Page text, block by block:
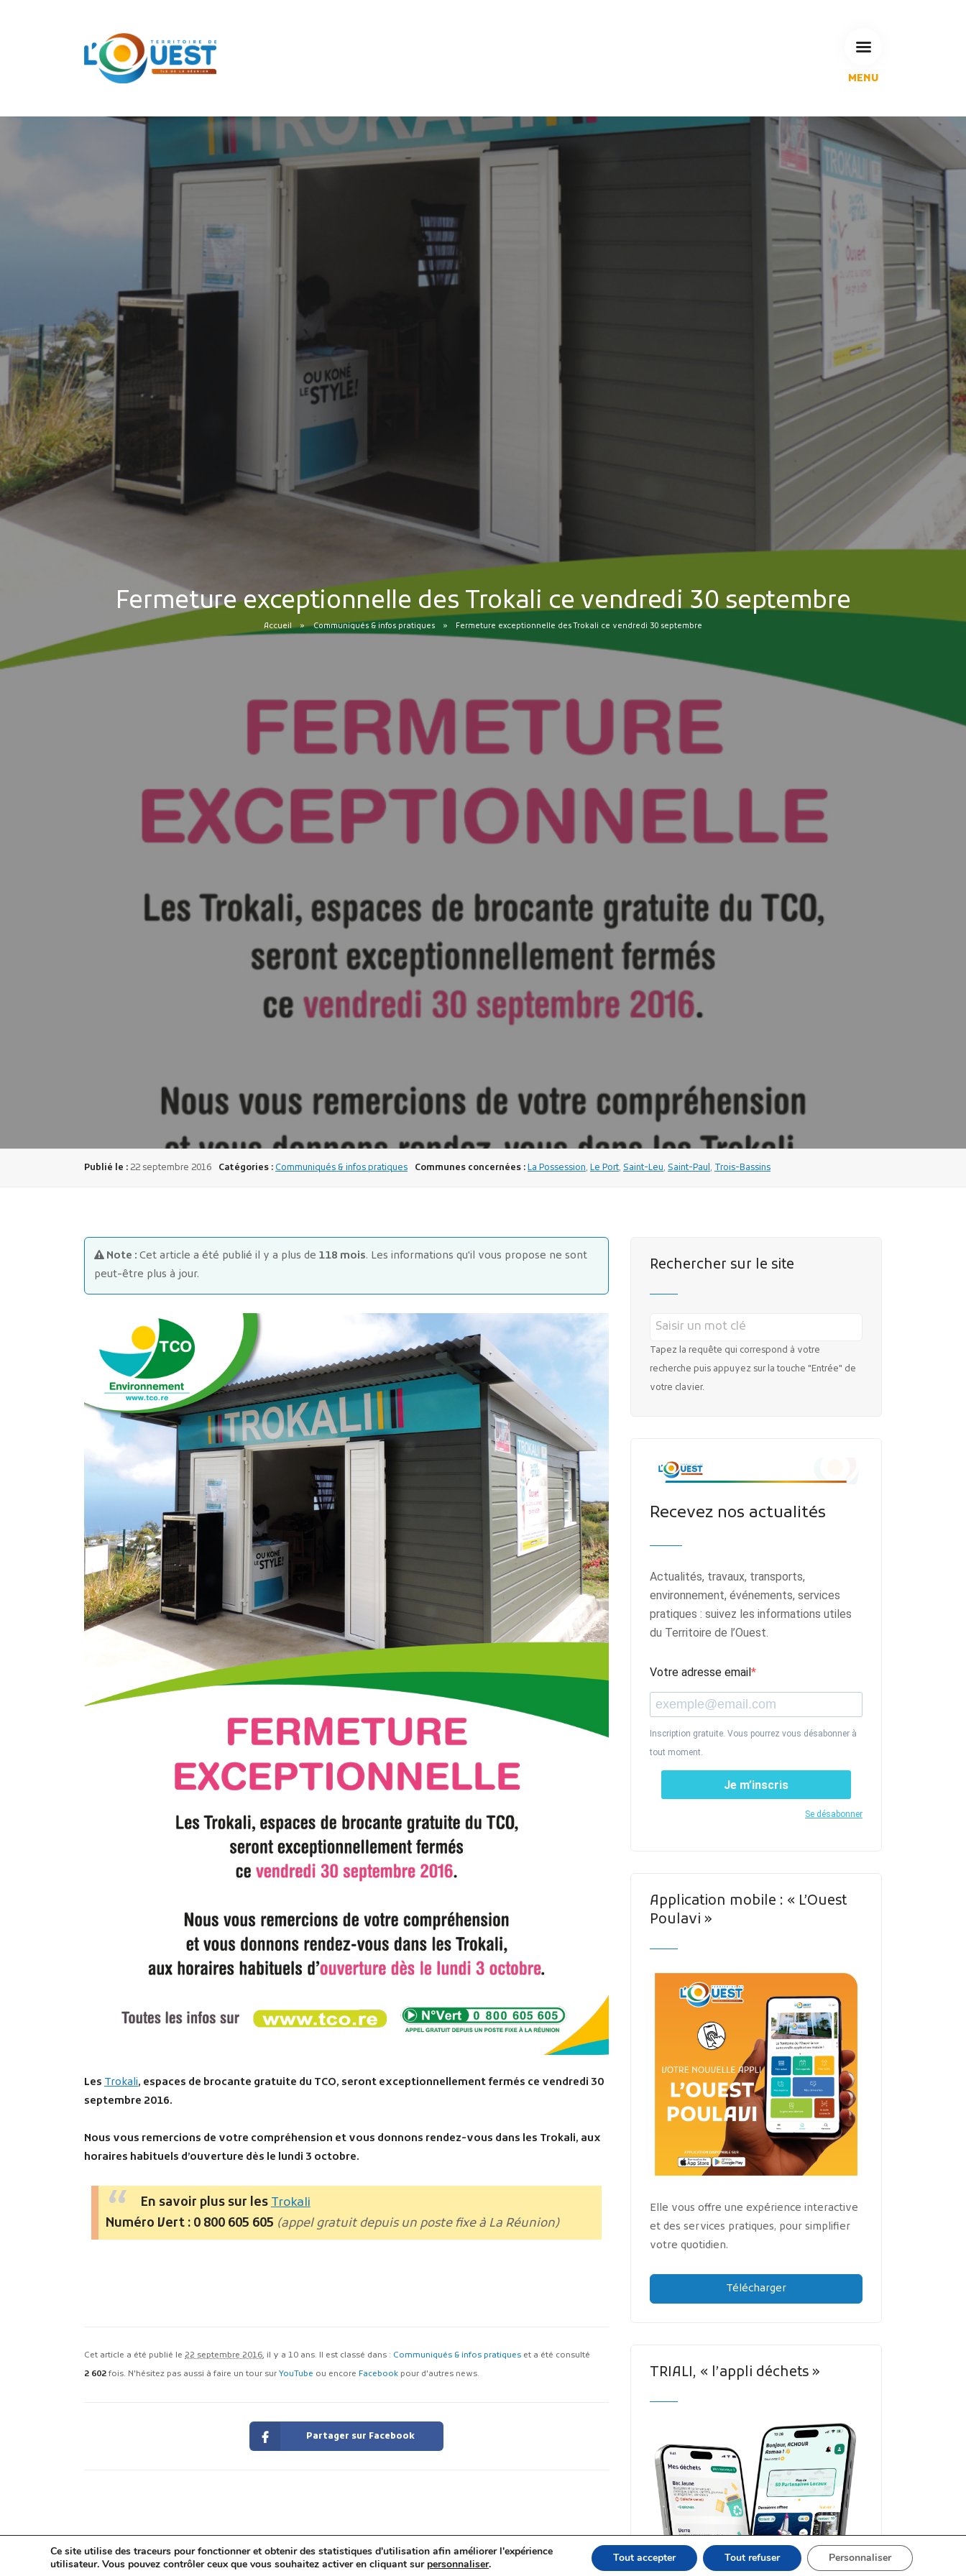
MENU
Espace Pédagogique
RECHERCHE
CALENDRIERS DE COLLECTE
MES DÉMARCHES
Publicité des actes
Projets financés par l'Europe
Plans d'accès
Fermeture exceptionnelle des Trokali ce vendredi 30 septembre
Accueil Communiqués & infos pratiques Fermeture exceptionnelle des Trokali ce vendredi 30 septembre
Publié le : 22 septembre 2016 Catégories :Communiqués & infos pratiques Communes concernées :La Possession, Le Port, Saint-Leu, Saint-Paul, Trois-Bassins
Note : Cet article a été publié il y a plus de 118 mois. Les informations qu'il vous propose ne sont
peut-être plus à jour.
Les Trokali, espaces de brocante gratuite du TCO, seront exceptionnellement fermés ce vendredi 30
septembre 2016.
Nous vous remercions de votre compréhension et vous donnons rendez-vous dans les Trokali, aux
horaires habituels d’ouverture dès le lundi 3 octobre.
En savoir plus sur lesTrokali
Numéro Vert : 0 800 605 605 (appel gratuit depuis un poste fixe à La Réunion)
Cet article a été publié le 22 septembre 2016, il y a 10 ans. Il est classé dans : Communiqués & infos pratiques et a été consulté
2 602 fois. N'hésitez pas aussi à faire un tour sur YouTube ou encore Facebook pour d'autres news.
Partager sur Facebook
Rechercher sur le site
Tapez la requête qui correspond à votre
recherche puis appuyez sur la touche "Entrée" de
votre clavier.
Recevez nos actualités
Actualités, travaux, transports,
environnement, événements, services
pratiques : suivez les informations utiles
du Territoire de l’Ouest.
Votre adresse email
Inscription gratuite. Vous pourrez vous désabonner à
tout moment.
Je m’inscris
Se désabonner
Application mobile : « L’Ouest
Poulavi »
Elle vous offre une expérience interactive
et des services pratiques, pour simplifier
votre quotidien.
Télécharger
TRIALI, « l’appli déchets »
Ce site utilise des traceurs pour fonctionner et obtenir des statistiques d'utilisation afin améliorer l'expérience
utilisateur. Vous pouvez contrôler ceux que vous souhaitez activer en cliquant sur personnaliser. Tout accepter Tout refuser Personnaliser